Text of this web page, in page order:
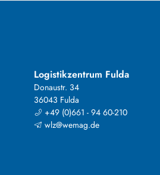
Logistikzentrum Fulda
Donaustr. 34
36043 Fulda
+49 (0)661 - 94 60-210
wlz@wemag.de